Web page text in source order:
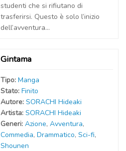
studenti che si rifiutano di
trasferirsi. Questo è solo l’inizio
dell’avventura...
Gintama
Tipo: Manga
Stato: Finito
Autore: SORACHI Hideaki
Artista: SORACHI Hideaki
Generi: Azione, Avventura,
Commedia, Drammatico, Sci-fi,
Shounen